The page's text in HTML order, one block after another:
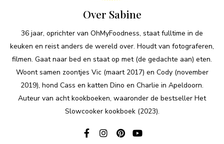
Over Sabine
36 jaar, oprichter van OhMyFoodness, staat fulltime in de
keuken en reist anders de wereld over. Houdt van fotograferen,
filmen. Gaat naar bed en staat op met (de gedachte aan) eten.
Woont samen zoontjes Vic (maart 2017) en Cody (november
2019), hond Cass en katten Dino en Charlie in Apeldoorn.
Auteur van acht kookboeken, waaronder de bestseller Het
Slowcooker kookboek (2023).